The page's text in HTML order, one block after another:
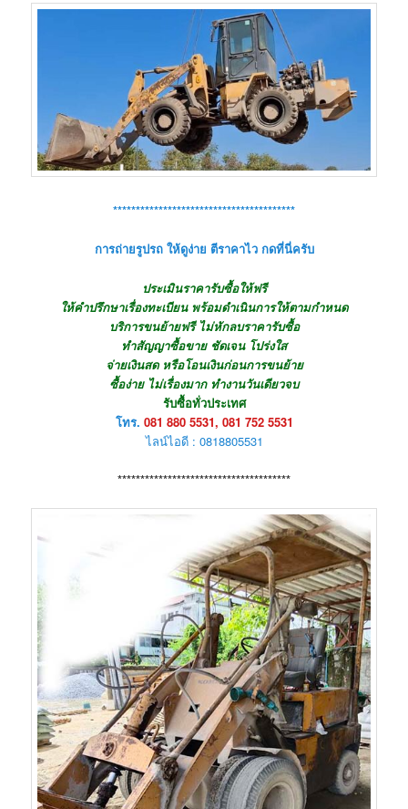
****************************************
การถ่ายรูปรถ ให้ดูง่าย ตีราคาไว กดที่นี่ครับ
ประเมินราคารับซื้อให้ฟรี
ให้คำปรึกษาเรื่องทะเบียน พร้อมดำเนินการให้ตามกำหนด
บริการขนย้ายฟรี ไม่หักลบราคารับซื้อ
ทำสัญญาซื้อขาย ชัดเจน โปร่งใส
จ่ายเงินสด หรือโอนเงินก่อนการขนย้าย
ซื้อง่าย ไม่เรื่องมาก ทำงานวันเดียวจบ
รับซื้อทั่วประเทศ
โทร. 081 880 5531, 081 752 5531
ไลน์ไอดี : 0818805531
**************************************